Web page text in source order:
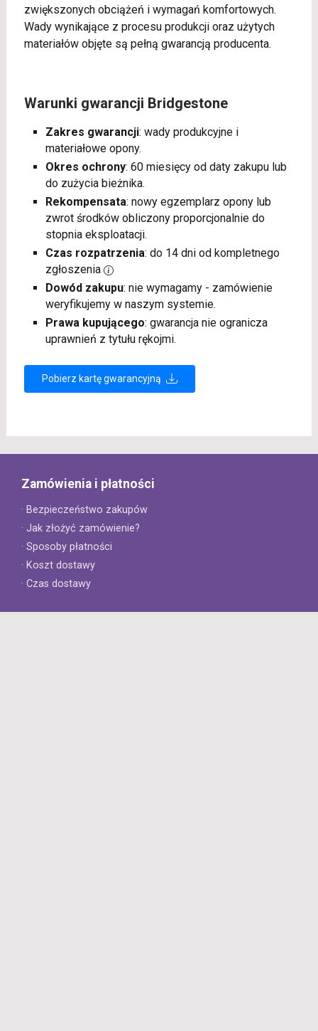
zwiększonych obciążeń i wymagań komfortowych.
Wady wynikające z procesu produkcji oraz użytych
materiałów objęte są pełną gwarancją producenta.
Warunki gwarancji Bridgestone
Zakres gwarancji: wady produkcyjne i
materiałowe opony.
Okres ochrony: 60 miesięcy od daty zakupu lub
do zużycia bieżnika.
Rekompensata: nowy egzemplarz opony lub
zwrot środków obliczony proporcjonalnie do
stopnia eksploatacji.
Czas rozpatrzenia: do 14 dni od kompletnego
zgłoszenia
Dowód zakupu: nie wymagamy - zamówienie
weryfikujemy w naszym systemie.
Prawa kupującego: gwarancja nie ogranicza
uprawnień z tytułu rękojmi.
Pobierz kartę gwarancyjną
Zamówienia i płatności
· Bezpieczeństwo zakupów
· Jak złożyć zamówienie?
· Sposoby płatności
· Koszt dostawy
· Czas dostawy